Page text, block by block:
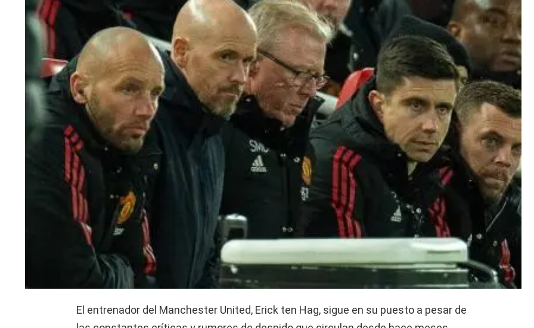
El entrenador del Manchester United, Erick ten Hag, sigue en su puesto a pesar de